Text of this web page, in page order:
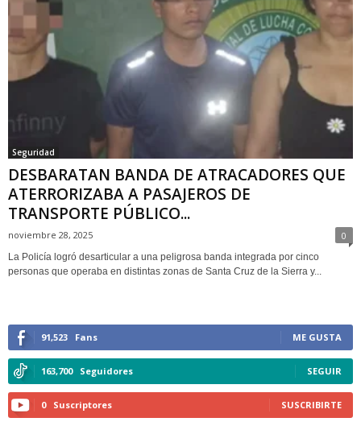
Seguridad
DESBARATAN BANDA DE ATRACADORES QUE
ATERRORIZABA A PASAJEROS DE
TRANSPORTE PÚBLICO...
noviembre 28, 2025 0
La Policía logró desarticular a una peligrosa banda integrada por cinco
personas que operaba en distintas zonas de Santa Cruz de la Sierra y...
91,523 Fans ME GUSTA
163,700 Seguidores SEGUIR
0 Suscriptores SUSCRIBIRTE